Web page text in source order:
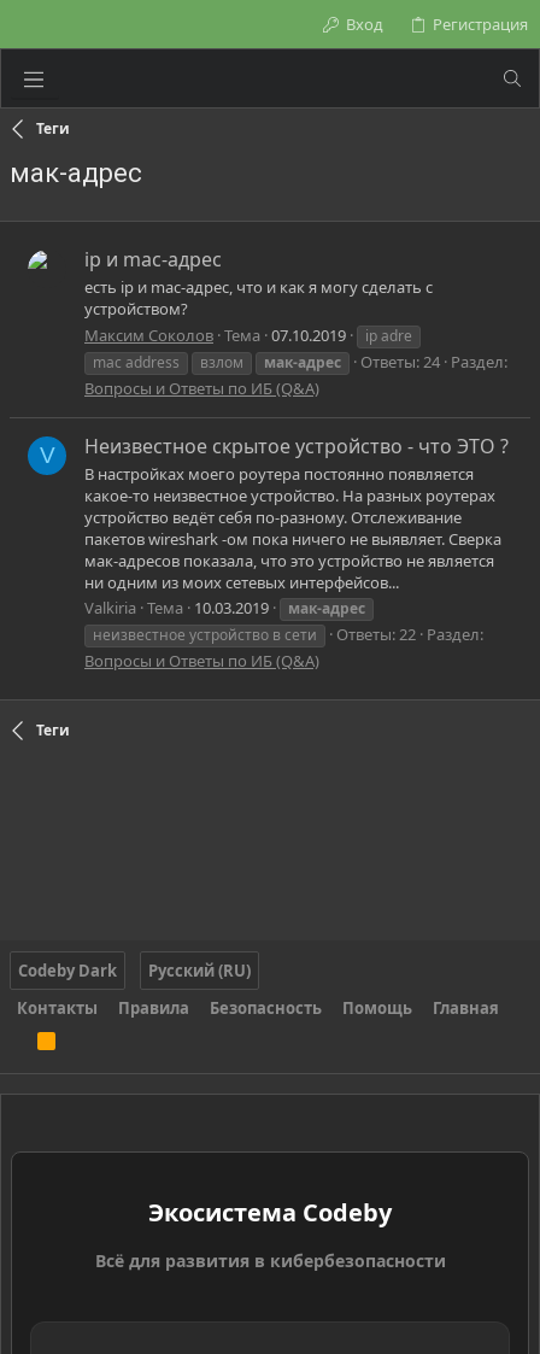
Вход Регистрация
Теги
мак-адрес
ip и mac-адрес
есть ip и mac-адрес, что и как я могу сделать с
устройством?
Максим Соколов Тема 07.10.2019
ip adre
mac address
взлом мак-адрес Ответы: 24 Раздел:
Вопросы и Ответы по ИБ (Q&A)
V Неизвестное скрытое устройство - что ЭТО ?
В настройках моего роутера постоянно появляется
какое-то неизвестное устройство. На разных роутерах
устройство ведёт себя по-разному. Отслеживание
пакетов wireshark -ом пока ничего не выявляет. Сверка
мак-адресов показала, что это устройство не является
ни одним из моих сетевых интерфейсов...
Valkiria Тема 10.03.2019
мак-адрес
неизвестное устройство в сети
Ответы: 22 Раздел:
Вопросы и Ответы по ИБ (Q&A)
Теги
Codeby Dark
Русский (RU)
Контакты
Правила Безопасность Помощь Главная
S
Экосистема Codeby
Всё для развития в кибербезопасности